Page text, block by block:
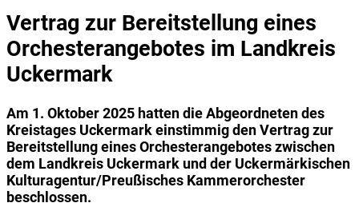
Vertrag zur Bereitstellung eines
Orchesterangebotes im Landkreis
Uckermark
Am 1. Oktober 2025 hatten die Abgeordneten des
Kreistages Uckermark einstimmig den Vertrag zur
Bereitstellung eines Orchesterangebotes zwischen
dem Landkreis Uckermark und der Uckermärkischen
Kulturagentur/Preußisches Kammerorchester
beschlossen.